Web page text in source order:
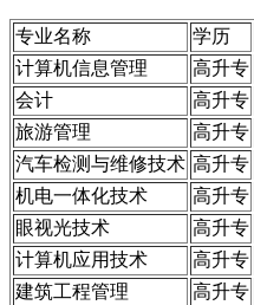
专业名称 学历
计算机信息管理
高升专
会计
高升专
旅游管理
高升专
汽车检测与维修技术 高升专
机电一体化技术
高升专
眼视光技术
高升专
计算机应用技术
高升专
建筑工程管理
高升专